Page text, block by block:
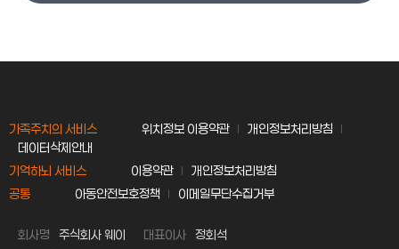
가족주치의 서비스 위치정보 이용약관
개인정보처리방침
데이터삭제안내
기억하뇌 서비스
이용약관
개인정보처리방침
공통
아동안전보호정책 이메일무단수집거부
회사명 주식회사 웨이 대표이사 정회석